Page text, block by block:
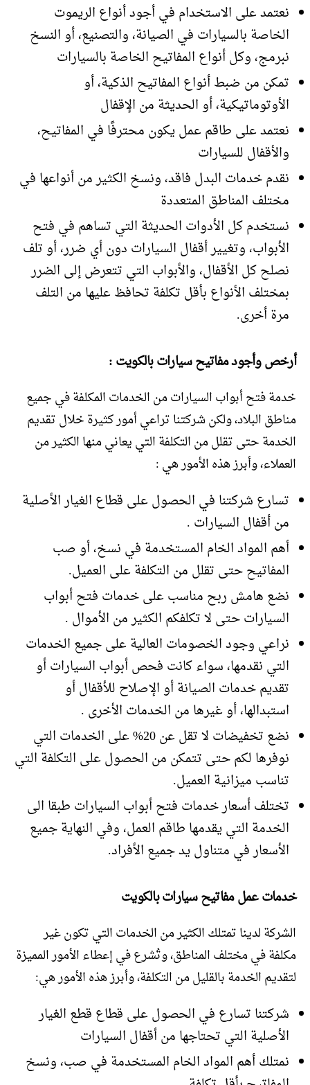
نعتمد على الاستخدام في أجود أنواع الريموت
الخاصة بالسيارات في الصيانة، والتصنيع، أو النسخ
نبرمج، وكل أنواع المفاتيح الخاصة بالسيارات
تمكن من ضبط أنواع المفاتيح الذكية، أو
الأوتوماتيكية، أو الحديثة من الإقفال
نعتمد على طاقم عمل يكون محترفًا في المفاتيح،
والأقفال للسيارات
نقدم خدمات البدل فاقد، ونسخ الكثير من أنواعها في
مختلف المناطق المتعددة
نستخدم كل الأدوات الحديثة التي تساهم في فتح
الأبواب، وتغيير أقفال السيارات دون أي ضرر، أو تلف
نصلح كل الأقفال، والأبواب التي تتعرض إلى الضرر
بمختلف الأنواع بأقل تكلفة تحافظ عليها من التلف
مرة أخرى.
أرخص وأجود مفاتيح سيارات بالكويت :
خدمة فتح أبواب السيارات من الخدمات المكلفة في جميع
مناطق البلاد، ولكن شركتنا تراعي أمور كثيرة خلال تقديم
الخدمة حتى تقلل من التكلفة التي يعاني منها الكثير من
العملاء، وأبرز هذه الأمور هي :
تسارع شركتنا في الحصول على قطاع الغيار الأصلية
من أقفال السيارات .
أهم المواد الخام المستخدمة في نسخ، أو صب
المفاتيح حتى تقلل من التكلفة على العميل.
نضع هامش ربح مناسب على خدمات فتح أبواب
السيارات حتى لا تكلفكم الكثير من الأموال .
نراعي وجود الخصومات العالية على جميع الخدمات
التي نقدمها، سواء كانت فحص أبواب السيارات أو
تقديم خدمات الصيانة أو الإصلاح للأقفال أو
استبدالها، أو غيرها من الخدمات الأخرى .
نضع تخفيضات لا تقل عن 20% على الخدمات التي
نوفرها لكم حتى تتمكن من الحصول على التكلفة التي
تناسب ميزانية العميل.
تختلف أسعار خدمات فتح أبواب السيارات طبقا الى
الخدمة التي يقدمها طاقم العمل، وفي النهاية جميع
الأسعار في متناول يد جميع الأفراد.
خدمات عمل مفاتيح سيارات بالكويت
الشركة لدينا تمتلك الكثير من الخدمات التي تكون غير
مكلفة في مختلف المناطق، وتُشرع في إعطاء الأمور المميزة
لتقديم الخدمة بالقليل من التكلفة، وأبرز هذه الأمور هي:
شركتنا تسارع في الحصول على قطاع قطع الغيار
الأصلية التي تحتاجها من أقفال السيارات
نمتلك أهم المواد الخام المستخدمة في صب، ونسخ